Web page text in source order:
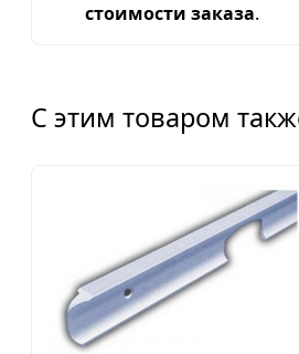
стоимости заказа.
С этим товаром